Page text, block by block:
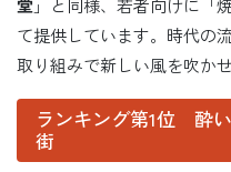
て提供しています。時代の
取り組みで新しい風を吹か
ランキング第1位 酔
街